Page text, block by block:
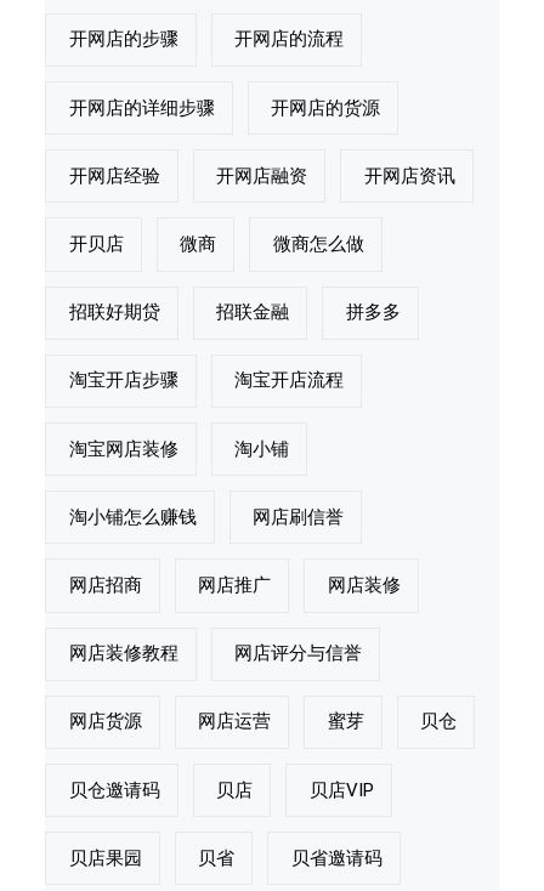
开网店的步骤 开网店的流程
开网店的详细步骤 开网店的货源
开网店经验 开网店融资 开网店资讯
开贝店 微商 微商怎么做
招联好期贷 招联金融 拼多多
淘宝开店步骤 淘宝开店流程
淘宝网店装修 淘小铺
淘小铺怎么赚钱 网店刷信誉
网店招商 网店推广 网店装修
网店装修教程 网店评分与信誉
网店货源 网店运营 蜜芽 贝仓
贝仓邀请码 贝店 贝店VIP
贝店果园 贝省 贝省邀请码